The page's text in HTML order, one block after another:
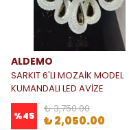
ALDEMO
SARKIT 6'LI MOZAİK MODEL
KUMANDALI LED AVİZE
%45
₺ 3,750.00
₺ 2,050.00